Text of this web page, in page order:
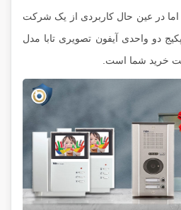
اما در عین حال کاربردی از یک شرکت
دو واحدی آیفون تصویری تابا مدل